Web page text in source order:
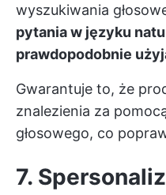
wyszukiwania
pytania w języku
prawdopodobnie
Gwarantuje to, że
znalezienia za
głosowego, co
7.